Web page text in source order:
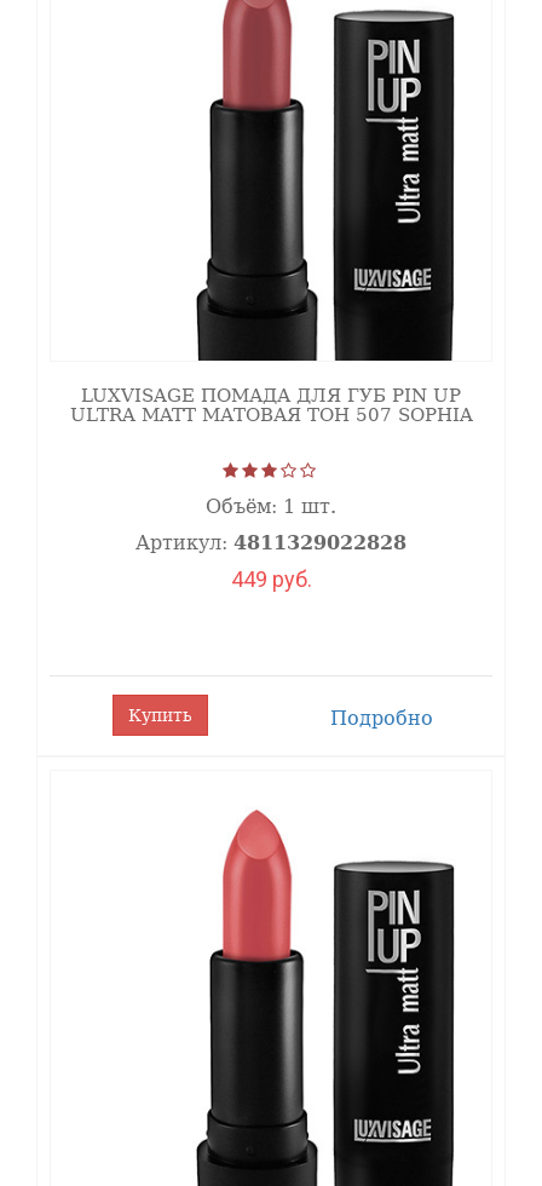
кисточку для губ.
LUXVISAGE ПОМАДА ДЛЯ ГУБ PIN UP
ULTRA MATT МАТОВАЯ ТОН 507 SOPHIA
Объём: 1 шт.
Артикул: 4811329022828
449 руб.
Купить Подробно